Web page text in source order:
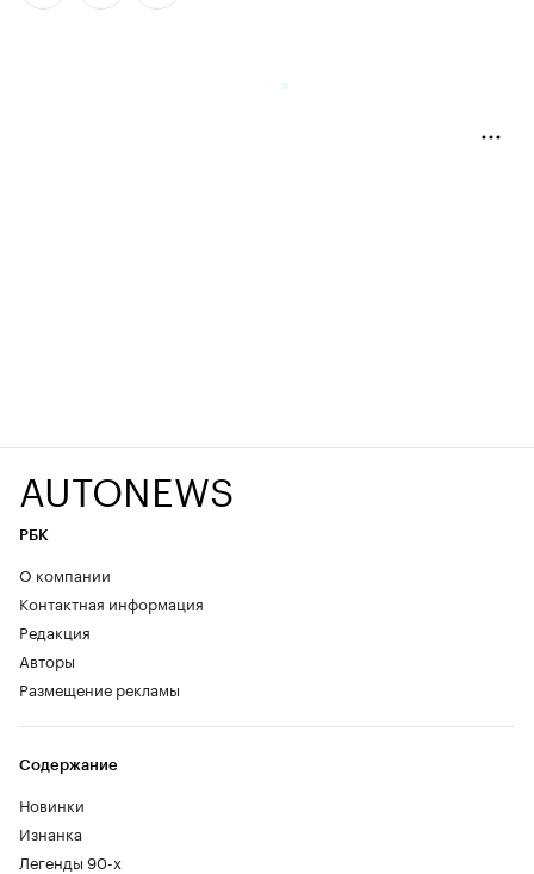
AUTONEWS
РБК
О компании
Контактная информация
Редакция
Авторы
Размещение рекламы
Содержание
Новинки
Изнанка
Легенды 90-х